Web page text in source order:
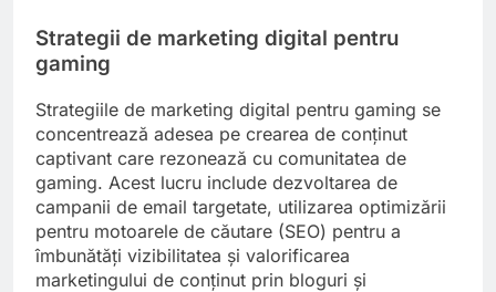
Strategii de marketing digital pentru
gaming
Strategiile de marketing digital pentru gaming se
concentrează adesea pe crearea de conținut
captivant care rezonează cu comunitatea de
gaming. Acest lucru include dezvoltarea de
campanii de email targetate, utilizarea optimizării
pentru motoarele de căutare (SEO) pentru a
îmbunătăți vizibilitatea și valorificarea
marketingului de conținut prin bloguri și